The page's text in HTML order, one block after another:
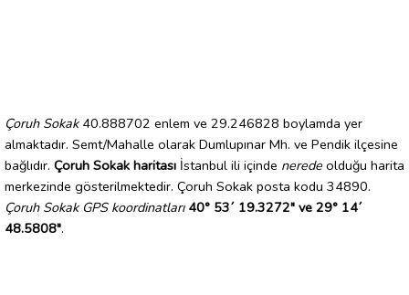
Çoruh Sokak40.888702 enlem ve 29.246828 boylamda yer
almaktadır. Semt/Mahalle olarak Dumlupınar Mh. ve Pendik ilçesine
bağlıdır. Çoruh Sokak haritası İstanbul ili içinde nerede olduğu harita
merkezinde gösterilmektedir. Çoruh Sokak posta kodu 34890.
Çoruh Sokak GPS koordinatları 40° 53´ 19.3272" ve 29° 14´
48.5808".